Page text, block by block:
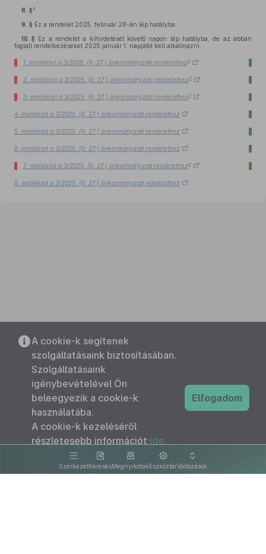
8. §4
9. § Ez a rendelet 2025. február 28-án lép hatályba.
10. § Ez a rendelet a kihirdetését követő napon lép hatályba, de az abban
foglalt rendelkezéseket 2025.január 1. napjától kell alkalmazni.
1. melléklet a 3/2025. (II. 27.) önkormányzati rendelethez5
2. melléklet a 3/2025. (II. 27.) önkormányzati rendelethez6
3. melléklet a 3/2025. (II. 27.) önkormányzati rendelethez7
4. melléklet a 3/2025. (II. 27.) önkormányzati rendelethez
5. melléklet a 3/2025. (II. 27.) önkormányzati rendelethez
6. melléklet a 3/2025. (II. 27.) önkormányzati rendelethez
7. melléklet a 3/2025. (II. 27.) önkormányzati rendelethez8
8. melléklet a 3/2025. (II. 27.) önkormányzati rendelethez
SzerkezetKeresésMegnyitottakEszköztárVáltozások
A cookie-k segítenek
szolgáltatásaink biztosításában.
Szolgáltatásaink
igénybevételével Ön
beleegyezik a cookie-k
használatába.
A cookie-k kezeléséről
részletesebb információt ide
kattintva olvashat.
Elfogadom